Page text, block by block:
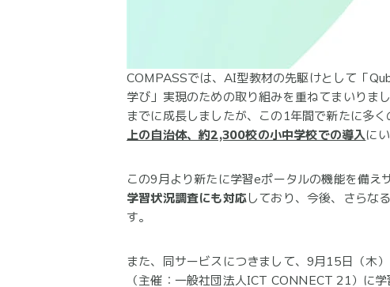
COMPASSでは、AI型教材の先駆けとして「
学び」実現のための取り組みを重ねてまいりま
までに成長しましたが、この1年間で新たに多
上の自治体、約2,300校の小中学校での導入 に
この9月より新たに学習eポータルの機能を備え
学習状況調査にも対応 しており、今後、さらな
す。
また、同サービスにつきまして、9月15日（木
（主催：一般社団法人ICT CONNECT 21）に